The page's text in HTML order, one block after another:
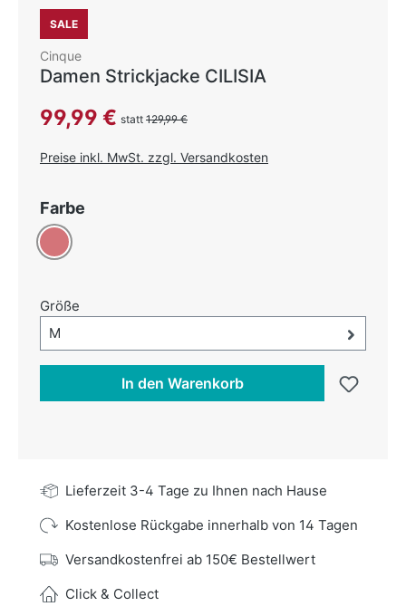
SALE
Cinque
Damen Strickjacke CILISIA
Verkaufspreis:
99,99 € statt 129,99 €
Preise inkl. MwSt. zzgl. Versandkosten
Farbe
Altrosa
Größe
Größe-Auswahl öffnen, aktuell ausgewählt:
M
In den Warenkorb
Lieferzeit 3-4 Tage zu Ihnen nach Hause
Kostenlose Rückgabe innerhalb von 14 Tagen
Versandkostenfrei ab 150€ Bestellwert
Click & Collect